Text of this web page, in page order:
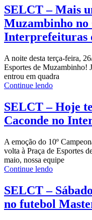
SELCT – Mais
Muzambinho no
Interprefeituras
A noite desta terça-feira,
Esportes de Muzambinho!
entrou em quadra
Continue lendo
SELCT – Hoje
Caconde no
A emoção do 10º
volta à Praça de Esportes
maio, nossa equipe
Continue lendo
SELCT –
no futebol